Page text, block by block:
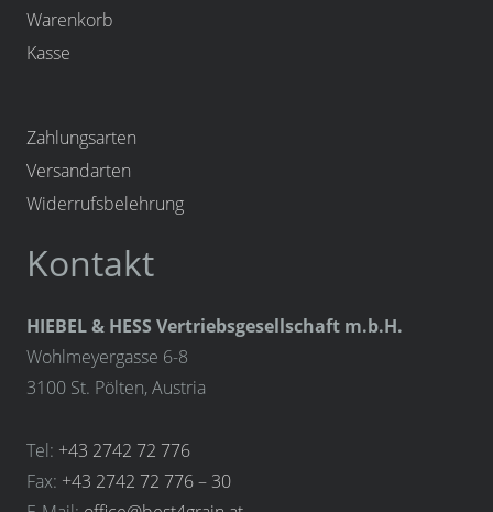
Warenkorb
Kasse
Zahlungsarten
Versandarten
Widerrufsbelehrung
Kontakt
HIEBEL & HESS Vertriebsgesellschaft m.b.H.
Wohlmeyergasse 6-8
3100 St. Pölten, Austria
Tel: +43 2742 72 776
Fax: +43 2742 72 776 – 30